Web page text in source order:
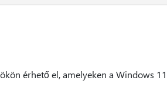
érhető el, amelyeken a Windows 11